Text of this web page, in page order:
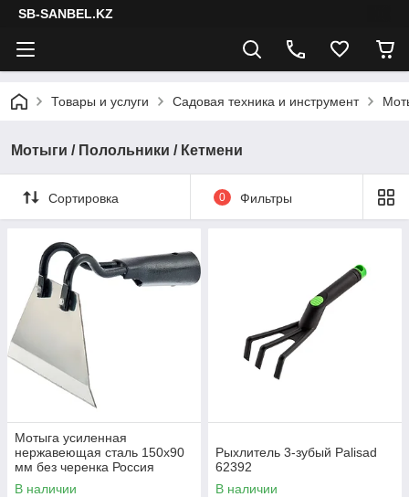
SB-SANBEL.KZ
Товары и услуги Садовая техника и инструмент
Мотыги / Полольники / Кетмени
Сортировка 0 Фильтры
Мотыга усиленная
нержавеющая сталь 150х90
мм без черенка Россия
Сибртех 62289
В наличии
Рыхлитель 3-зубый Palisad
62392
В наличии